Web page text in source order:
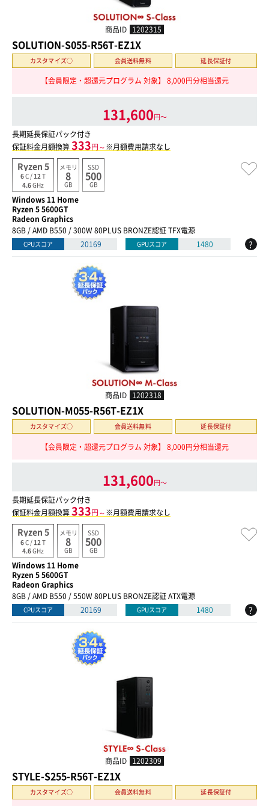
商品ID 1202315
SOLUTION-S055-R56T-EZ1X
カスタマイズ○ 会員送料無料 延長保証付
【会員限定・超還元プログラム 対象】 8,000円分相当還元
131,600円〜
長期延長保証パック付き
保証料金月額換算333円～※月額費用請求なし
Ryzen 5
6C /12T
4.6GHz
メモリ
8
GB
SSD
500
GB
Windows 11 Home
Ryzen 5 5600GT
Radeon Graphics
8GB / AMD B550 / 300W 80PLUS BRONZE認証 TFX電源
CPUスコア 20169 GPUスコア 1480 ?
商品ID 1202318
SOLUTION-M055-R56T-EZ1X
カスタマイズ○ 会員送料無料 延長保証付
【会員限定・超還元プログラム 対象】 8,000円分相当還元
131,600円〜
長期延長保証パック付き
保証料金月額換算333円～※月額費用請求なし
Ryzen 5
6C / 12 T
4.6GHz
メモリ
8
GB
SSD
500
GB
Windows 11 Home
Ryzen 5 5600GT
Radeon Graphics
8GB / AMD B550 / 550W 80PLUS BRONZE認証 ATX電源
CPUスコア 20169 GPUスコア 1480 ?
商品ID 1202309
STYLE-S255-R56T-EZ1X
カスタマイズ○ 会員送料無料 延長保証付